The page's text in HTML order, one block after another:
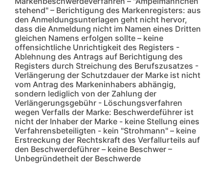
stehend" – Berichtigung des Markenregisters: aus
den Anmeldungsunterlagen geht nicht hervor,
dass die Anmeldung nicht im Namen eines Dritten
gleichen Namens erfolgen sollte – keine
offensichtliche Unrichtigkeit des Registers -
Ablehnung des Antrags auf Berichtigung des
Registers durch Streichung des Berufszusatzes -
Verlängerung der Schutzdauer der Marke ist nicht
vom Antrag des Markeninhabers abhängig,
sondern lediglich von der Zahlung der
Verlängerungsgebühr - Löschungsverfahren
wegen Verfalls der Marke: Beschwerdeführer ist
nicht der Inhaber der Marke - keine Stellung eines
Verfahrensbeteiligten - kein "Strohmann" – keine
Erstreckung der Rechtskraft des Verfallurteils auf
den Beschwerdeführer – keine Beschwer –
Unbegründetheit der Beschwerde